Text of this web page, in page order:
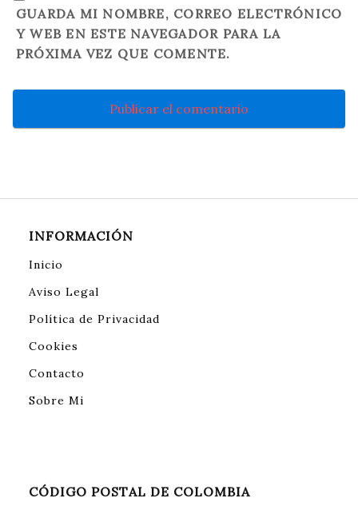
GUARDA MI NOMBRE, CORREO ELECTRÓNICO
Y WEB EN ESTE NAVEGADOR PARA LA
PRÓXIMA VEZ QUE COMENTE.
INFORMACIÓN
Inicio
Aviso Legal
Política de Privacidad
Cookies
Contacto
Sobre Mi
CÓDIGO POSTAL DE COLOMBIA